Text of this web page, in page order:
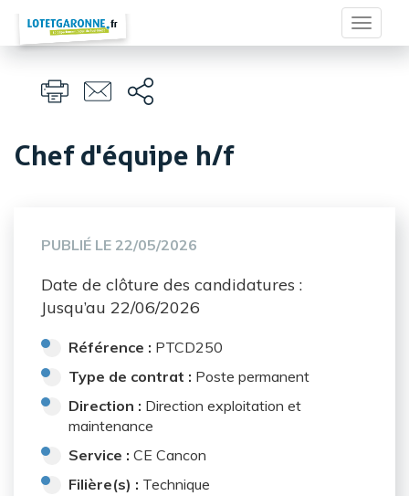
Toggle
Chef d'équipe h/f
PUBLIÉ LE 22/05/2026
Date de clôture des candidatures :
Jusqu’au 22/06/2026
Référence : PTCD250
Type de contrat : Poste permanent
Direction : Direction exploitation et
maintenance
Service : CE Cancon
Filière(s) : Technique